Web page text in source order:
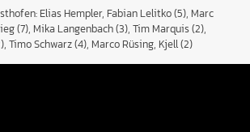
Elias Hempler, Fabian Lelitko (5), Marc
(7), Mika Langenbach (3), Tim Marquis (2),
Timo Schwarz (4), Marco Rüsing, Kjell (2)